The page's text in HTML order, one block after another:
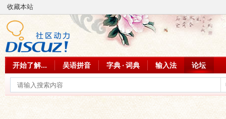
收藏本站
开始了解... 吴语拼音 字典 · 词典 输入法 论坛